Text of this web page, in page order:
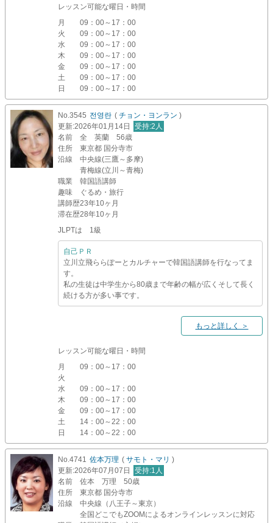
レッスン可能な曜日・時間
月
09：00～17：00
火
09：00～17：00
水
09：00～17：00
木
09：00～17：00
金
09：00～17：00
土
09：00～17：00
日
09：00～17：00
No.3545 전영란 ( チョン・ヨンラン )
更新:2026年01月14日 受持:2人
名前
全 英蘭 56歳
住所
東京都 国分寺市
沿線
中央線(三鷹～多摩)
青梅線(立川～青梅)
職業
韓国語講師
趣味
ぐるめ・旅行
講師歴23年10ヶ月
滞在歴28年10ヶ月
JLPTは 1級
自己ＰＲ
立川立飛ららぽーとカルチャーで韓国語講師を行なってま
す。
私の生徒は中学生から80歳まで年齢の幅が広くそして長く
続ける方が多い事です。
もっと詳しく ＞
レッスン可能な曜日・時間
月
09：00～17：00
火
水
09：00～17：00
木
09：00～17：00
金
09：00～17：00
土
14：00～22：00
日
14：00～22：00
No.4741 佐本万理 ( サモト・マリ )
更新:2026年07月07日 受持:1人
名前
佐本 万理 50歳
住所
東京都 国分寺市
沿線
中央線（八王子～東京）
全国どこでもZOOMによるオンラインレッスンに対応